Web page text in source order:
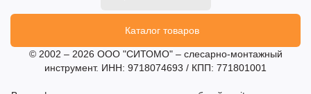
Каталог товаров
© 2002 – 2026 ООО "СИТОМО" – слесарно-монтажный
инструмент. ИНН: 9718074693 / КПП: 771801001